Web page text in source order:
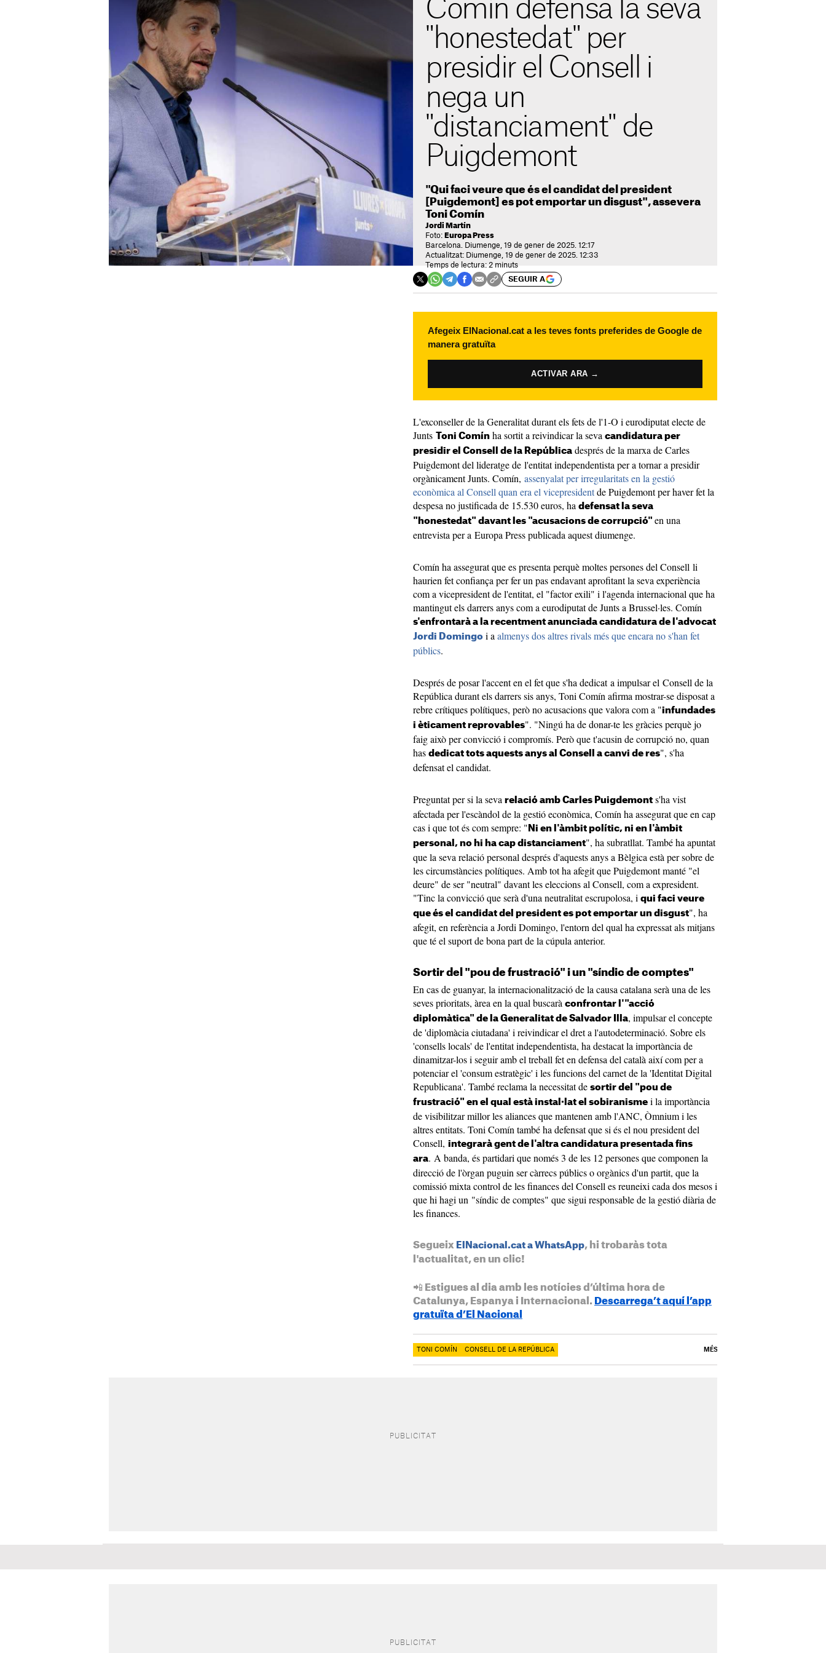
Comín defensa la seva
"honestedat" per
presidir el Consell i
nega un
"distanciament" de
Puigdemont
"Qui faci veure que és el candidat del president
[Puigdemont] es pot emportar un disgust", assevera
Toni Comín
Jordi Martín
Foto: Europa Press
Barcelona. Diumenge, 19 de gener de 2025. 12:17
Actualitzat: Diumenge, 19 de gener de 2025. 12:33
Temps de lectura: 2 minuts
SEGUIR A
Afegeix ElNacional.cat a les teves fonts preferides de Google de
manera gratuïta
ACTIVAR ARA →
L'exconseller de la Generalitat durant els fets de l'1-O i eurodiputat electe de
Junts
Toni Comín ha sortit a reivindicar la seva candidatura per
presidir el Consell de la República després de la marxa de Carles
Puigdemont del lideratge de l'entitat independentista per a tornar a presidir
orgànicament Junts. Comín, assenyalat per irregularitats en la gestió
econòmica al Consell quan era el vicepresidentde Puigdemont per haver fet la
despesa no justificada de 15.530 euros, ha defensat la seva
"honestedat" davant les "acusacions de corrupció" en una
entrevista per a Europa Press publicada aquest diumenge.
Comín ha assegurat que es presenta perquè moltes persones del Consell li
haurien fet confiança per fer un pas endavant aprofitant la seva experiència
com a vicepresident de l'entitat, el "factor exili" i l'agenda internacional que ha
mantingut els darrers anys com a eurodiputat de Junts a Brussel·les. Comín
s'enfrontarà a la recentment anunciada candidatura de l'advocat
Jordi Domingo i a almenys dos altres rivals més que encara no s'han fet
públics.
Després de posar l'accent en el fet que s'ha dedicat a impulsar el Consell de la
República durant els darrers sis anys, Toni Comín afirma mostrar-se disposat a
rebre crítiques polítiques, però no acusacions que valora com a "infundades
i èticament reprovables". "Ningú ha de donar-te les gràcies perquè jo
faig això per convicció i compromís. Però que t'acusin de corrupció no, quan
has dedicat tots aquests anys al Consell a canvi de res", s'ha
defensat el candidat.
Preguntat per si la seva relació amb Carles Puigdemont s'ha vist
afectada per l'escàndol de la gestió econòmica, Comín ha assegurat que en cap
cas i que tot és com sempre: " Ni en l'àmbit polític, ni en l'àmbit
personal, no hi ha cap distanciament", ha subratllat. També ha apuntat
que la seva relació personal després d'aquests anys a Bèlgica està per sobre de
les circumstàncies polítiques. Amb tot ha afegit que Puigdemont manté "el
deure" de ser "neutral" davant les eleccions al Consell, com a expresident.
"Tinc la convicció que serà d'una neutralitat escrupolosa, i qui faci veure
que és el candidat del president es pot emportar un disgust", ha
afegit, en referència a Jordi Domingo, l'entorn del qual ha expressat als mitjans
que té el suport de bona part de la cúpula anterior.
Sortir del "pou de frustració" i un "síndic de comptes"
En cas de guanyar, la internacionalització de la causa catalana serà una de les
seves prioritats, àrea en la qual buscarà confrontar l'"acció
diplomàtica" de la Generalitat de Salvador Illa, impulsar el concepte
de 'diplomàcia ciutadana' i reivindicar el dret a l'autodeterminació. Sobre els
'consells locals' de l'entitat independentista, ha destacat la importància de
dinamitzar-los i seguir amb el treball fet en defensa del català així com per a
potenciar el 'consum estratègic' i les funcions del carnet de la 'Identitat Digital
Republicana'. També reclama la necessitat de sortir del "pou de
frustració" en el qual està instal·lat el sobiranisme i la importància
de visibilitzar millor les aliances que mantenen amb l'ANC, Òmnium i les
altres entitats. Toni Comín també ha defensat que si és el nou president del
Consell, integrarà gent de l'altra candidatura presentada fins
ara. A banda, és partidari que només 3 de les 12 persones que componen la
direcció de l'òrgan puguin ser càrrecs públics o orgànics d'un partit, que la
comissió mixta control de les finances del Consell es reuneixi cada dos mesos i
que hi hagi un "síndic de comptes" que sigui responsable de la gestió diària de
les finances.
Segueix ElNacional.cat a WhatsApp, hi trobaràs tota
l'actualitat, en un clic!
📲 Estigues al dia amb les notícies d’última hora de
Catalunya, Espanya i Internacional. Descarrega’t aquí l’app
gratuïta d’El Nacional
TONI COMÍN CONSELL DE LA REPÚBLICA MÉS